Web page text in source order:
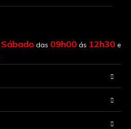
Sábado das 09h00 ás 12h30 e